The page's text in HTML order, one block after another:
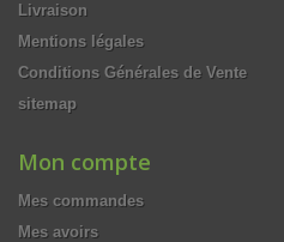
Livraison
Mentions légales
Conditions Générales de Vente
sitemap
Mon compte
Mes commandes
Mes avoirs